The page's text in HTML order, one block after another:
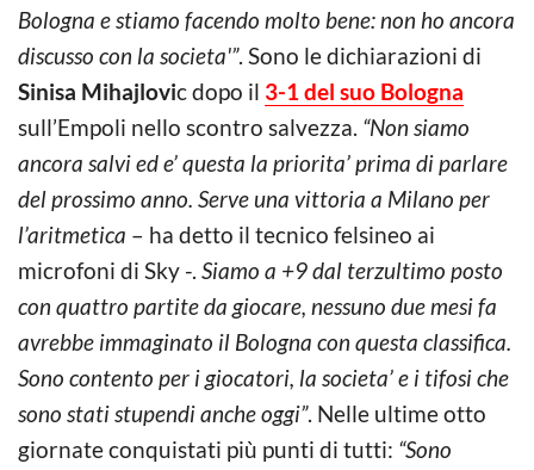
Bologna e stiamo facendo molto bene: non ho ancora
discusso con la societa'”. Sono le dichiarazioni di
Sinisa Mihajlovic dopo il 3-1 del suo Bologna
sull’Empoli nello scontro salvezza. “Non siamo
ancora salvi ed e’ questa la priorita’ prima di parlare
del prossimo anno. Serve una vittoria a Milano per
l’aritmetica – ha detto il tecnico felsineo ai
microfoni di Sky -. Siamo a +9 dal terzultimo posto
con quattro partite da giocare, nessuno due mesi fa
avrebbe immaginato il Bologna con questa classifica.
Sono contento per i giocatori, la societa’ e i tifosi che
sono stati stupendi anche oggi”. Nelle ultime otto
giornate conquistati più punti di tutti: “Sono